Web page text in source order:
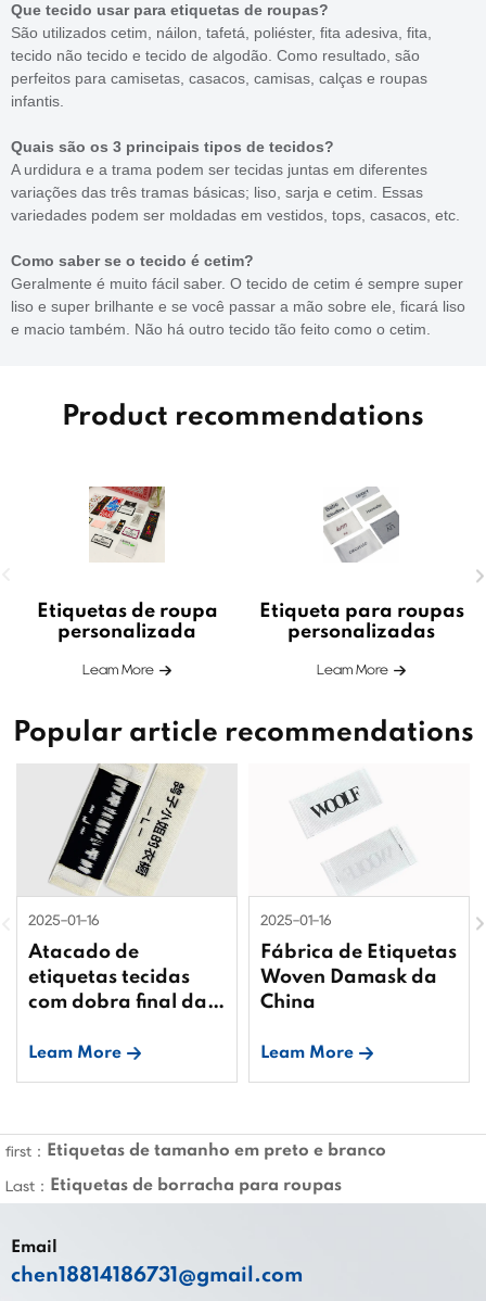
Que tecido usar para etiquetas de roupas?
São utilizados cetim, náilon, tafetá, poliéster, fita adesiva, fita,
tecido não tecido e tecido de algodão. Como resultado, são
perfeitos para camisetas, casacos, camisas, calças e roupas
infantis.
Quais são os 3 principais tipos de tecidos?
A urdidura e a trama podem ser tecidas juntas em diferentes
variações das três tramas básicas; liso, sarja e cetim. Essas
variedades podem ser moldadas em vestidos, tops, casacos, etc.
Como saber se o tecido é cetim?
Geralmente é muito fácil saber. O tecido de cetim é sempre super
liso e super brilhante e se você passar a mão sobre ele, ficará liso
e macio também. Não há outro tecido tão feito como o cetim.
Product recommendations
Etiquetas de roupa
personalizada
Leam More
Etiqueta para roupas
personalizadas
Leam More
Popular article recommendations
2025-01-16
Atacado de
etiquetas tecidas
com dobra final da
Leam More
2025-01-16
Fábrica de Etiquetas
Woven Damask da
China
Leam More
first： Etiquetas de tamanho em preto e branco
Last： Etiquetas de borracha para roupas
Email
chen18814186731@gmail.com